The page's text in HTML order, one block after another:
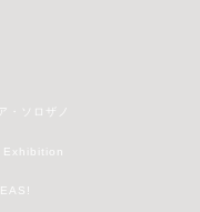
・ソロザノ
Exhibition